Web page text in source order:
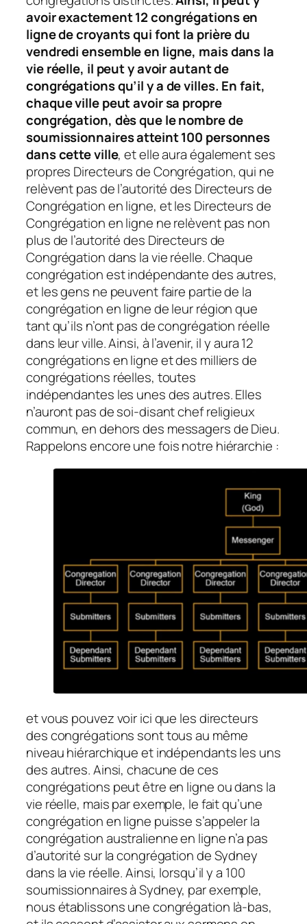
avoir exactement 12 congrégations en
ligne de croyants qui font la prière du
vendredi ensemble en ligne, mais dans la
vie réelle, il peut y avoir autant de
congrégations qu’il y a de villes. En fait,
chaque ville peut avoir sa propre
congrégation, dès que le nombre de
soumissionnaires atteint 100 personnes
dans cette ville, et elle aura également ses
propres Directeurs de Congrégation, qui ne
relèvent pas de l’autorité des Directeurs de
Congrégation en ligne, et les Directeurs de
Congrégation en ligne ne relèvent pas non
plus de l’autorité des Directeurs de
Congrégation dans la vie réelle. Chaque
congrégation est indépendante des autres,
et les gens ne peuvent faire partie de la
congrégation en ligne de leur région que
tant qu’ils n’ont pas de congrégation réelle
dans leur ville. Ainsi, à l’avenir, il y aura 12
congrégations en ligne et des milliers de
congrégations réelles, toutes
indépendantes les unes des autres. Elles
n’auront pas de soi-disant chef religieux
commun, en dehors des messagers de Dieu.
Rappelons encore une fois notre hiérarchie :
et vous pouvez voir ici que les directeurs
des congrégations sont tous au même
niveau hiérarchique et indépendants les uns
des autres. Ainsi, chacune de ces
congrégations peut être en ligne ou dans la
vie réelle, mais par exemple, le fait qu’une
congrégation en ligne puisse s’appeler la
congrégation australienne en ligne n’a pas
d’autorité sur la congrégation de Sydney
dans la vie réelle. Ainsi, lorsqu’il y a 100
soumissionnaires à Sydney, par exemple,
nous établissons une congrégation là-bas,